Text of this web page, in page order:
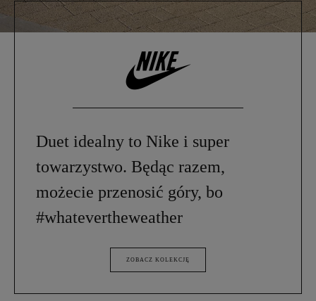
Duet idealny to Nike i super
towarzystwo. Będąc razem,
możecie przenosić góry, bo
#whatevertheweather
ZOBACZ KOLEKCJĘ